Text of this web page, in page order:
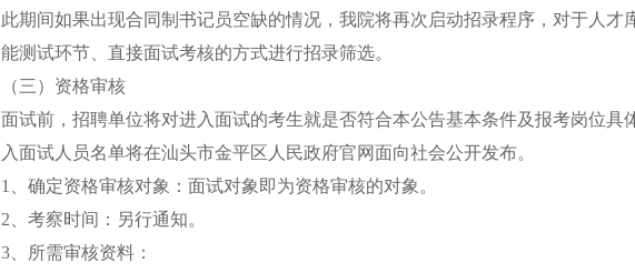
此期间如果出现合同制书记员空缺的情况，我院将再次启动招录程序，对于人才
能测试环节、直接面试考核的方式进行招录筛选。
（三）资格审核
面试前，招聘单位将对进入面试的考生就是否符合本公告基本条件及报考岗位具
入面试人员名单将在汕头市金平区人民政府官网面向社会公开发布。
1、确定资格审核对象：面试对象即为资格审核的对象。
2、考察时间：另行通知。
3、所需审核资料：